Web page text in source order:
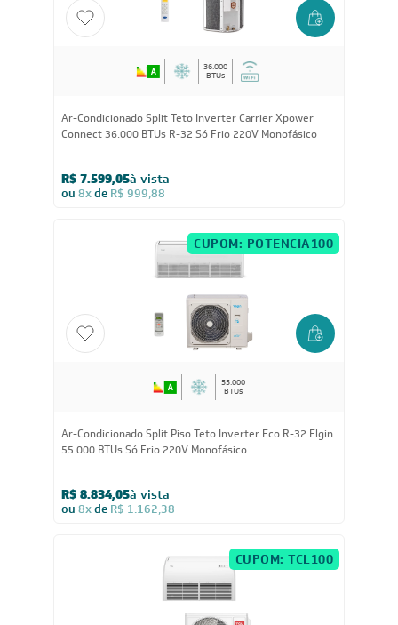
36.000
BTUs
Ar-Condicionado Split Teto Inverter Carrier Xpower
Connect 36.000 BTUs R-32 Só Frio 220V Monofásico
R$ 7.599,05à vista
ou 8xde R$ 999,88
CUPOM: POTENCIA100
55.000
BTUs
Ar-Condicionado Split Piso Teto Inverter Eco R-32 Elgin
55.000 BTUs Só Frio 220V Monofásico
R$ 8.834,05à vista
ou 8xde R$ 1.162,38
CUPOM: TCL100